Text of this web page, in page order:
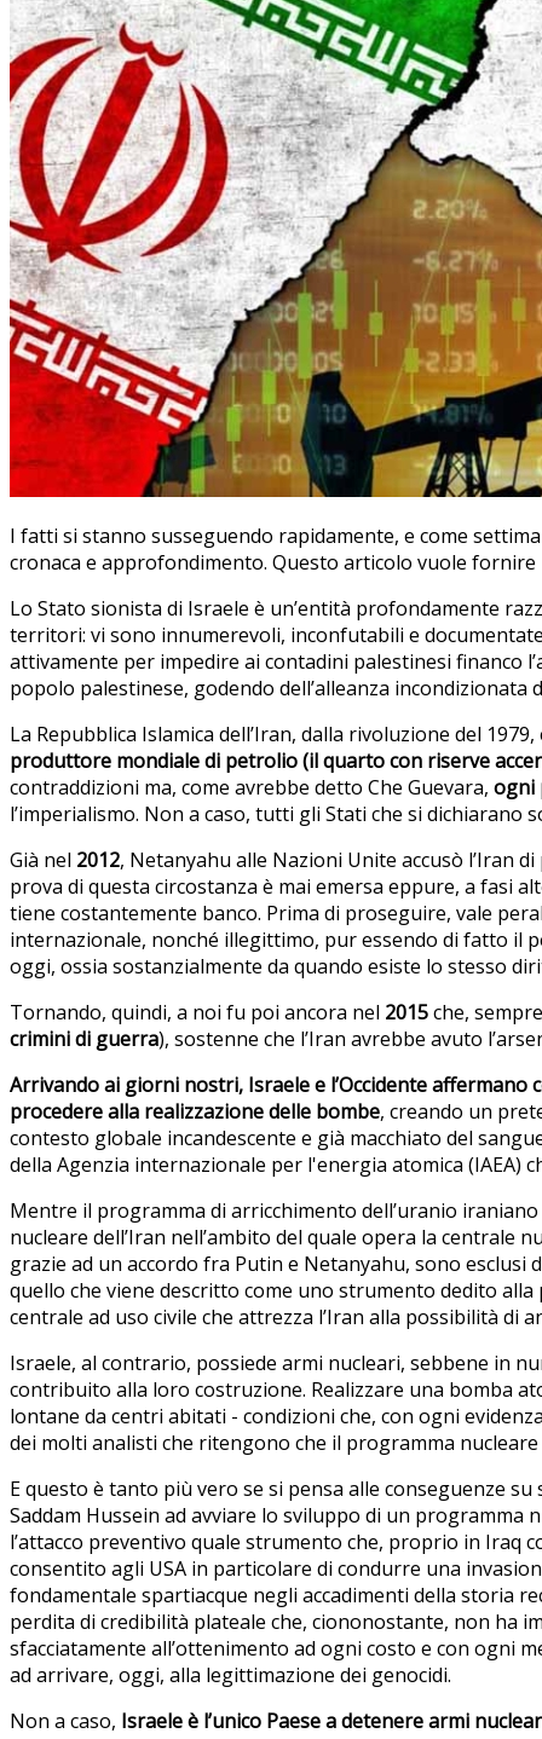
I fatti si stanno susseguendo rapidamente, e come
cronaca e approfondimento. Questo articolo vuole
Lo Stato sionista di Israele è un’entità profondamente
territori: vi sono innumerevoli, inconfutabili e
attivamente per impedire ai contadini palestinesi financo
popolo palestinese, godendo dell’alleanza
La Repubblica Islamica dell’Iran, dalla rivoluzione del
produttore mondiale di petrolio (il quarto con riserve
contraddizioni ma, come avrebbe detto Che Guevara, ogni
l’imperialismo. Non a caso, tutti gli Stati che si
Già nel 2012, Netanyahu alle Nazioni Unite accusò l’Iran
prova di questa circostanza è mai emersa eppure, a fasi
tiene costantemente banco. Prima di proseguire, vale
internazionale, nonché illegittimo, pur essendo di fatto il
oggi, ossia sostanzialmente da quando esiste lo stesso
Tornando, quindi, a noi fu poi ancora nel 2015che,
crimini di guerra), sostenne che l’Iran avrebbe avuto
Arrivando ai giorni nostri, Israele e l’Occidente
procedere alla realizzazione delle bombe, creando un
contesto globale incandescente e già macchiato del
della Agenzia internazionale per l'energia atomica (IAEA)
Mentre il programma di arricchimento dell’uranio
nucleare dell’Iran nell’ambito del quale opera la centrale
grazie ad un accordo fra Putin e Netanyahu, sono esclusi
quello che viene descritto come uno strumento dedito
centrale ad uso civile che attrezza l’Iran alla possibilità di
Israele, al contrario, possiede armi nucleari, sebbene in
contribuito alla loro costruzione. Realizzare una bomba
lontane da centri abitati - condizioni che, con ogni
dei molti analisti che ritengono che il programma
E questo è tanto più vero se si pensa alle conseguenze
Saddam Hussein ad avviare lo sviluppo di un programma
l’attacco preventivo quale strumento che, proprio in Iraq
consentito agli USA in particolare di condurre una
fondamentale spartiacque negli accadimenti della storia
perdita di credibilità plateale che, ciononostante, non ha
sfacciatamente all’ottenimento ad ogni costo e con ogni
ad arrivare, oggi, alla legittimazione dei genocidi.
Non a caso, Israele è l’unico Paese a detenere armi